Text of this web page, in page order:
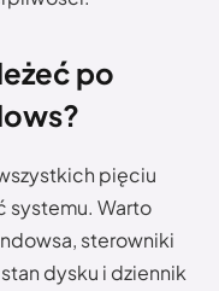
po
pięciu
systemu. Warto
sterowniki
dysku i dziennik